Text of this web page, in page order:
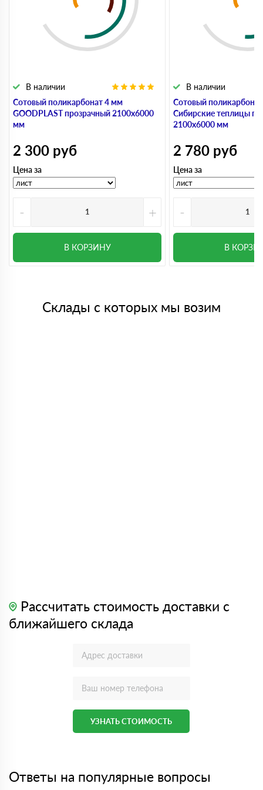
Сотовый поликарбонат 4 мм
GOODPLAST прозрачный 2100х6000
мм
В наличии
2 300 руб
Цена за
- +
В КОРЗИНУ
Сотовый
Сибирские теплицы
2100х6000 мм
В наличии
2 780 руб
Цена за
-
В
Склады с которых мы возим
Рассчитать стоимость доставки с
ближайшего склада
УЗНАТЬ СТОИМОСТЬ
Ответы на популярные вопросы